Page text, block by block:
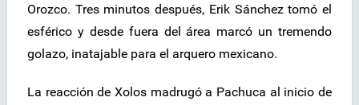
Orozco. Tres minutos después, Erik Sánchez tomó el
esférico y desde fuera del área marcó un tremendo
golazo, inatajable para el arquero mexicano.
La reacción de Xolos madrugó a Pachuca al inicio de